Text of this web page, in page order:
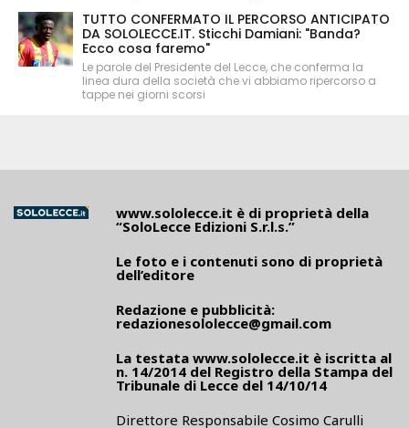
TUTTO CONFERMATO IL PERCORSO ANTICIPATO
DA SOLOLECCE.IT. Sticchi Damiani: "Banda?
Ecco cosa faremo"
Le parole del Presidente del Lecce, che conferma la
linea dura della società che vi abbiamo ripercorso a
tappe nei giorni scorsi
www.sololecce.it è di proprietà della
“SoloLecce Edizioni S.r.l.s.”
Le foto e i contenuti sono di proprietà
dell’editore
Redazione e pubblicità:
redazionesololecce@gmail.com
La testata www.sololecce.it è iscritta al
n. 14/2014 del Registro della Stampa del
Tribunale di Lecce del 14/10/14
Direttore Responsabile Cosimo Carulli